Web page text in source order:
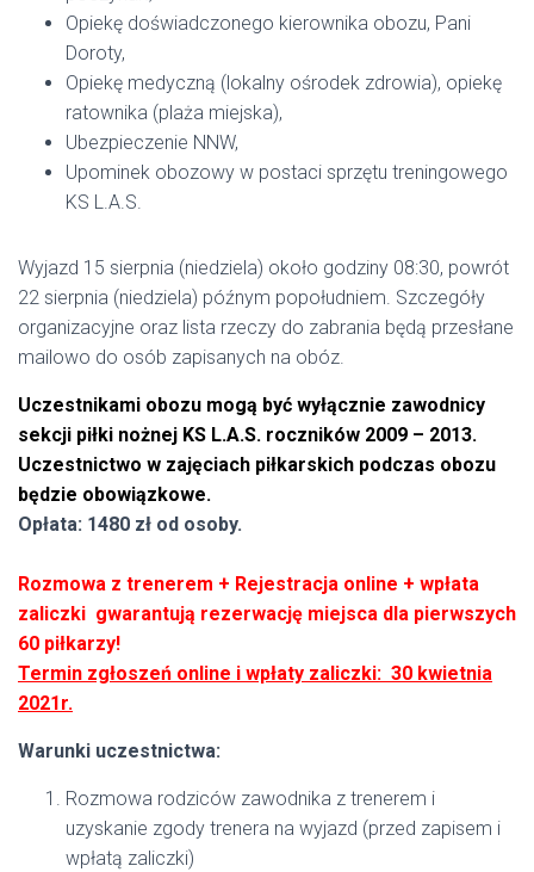
Opiekę doświadczonego kierownika obozu, Pani
Doroty,
Opiekę medyczną (lokalny ośrodek zdrowia), opiekę
ratownika (plaża miejska),
Ubezpieczenie NNW,
Upominek obozowy w postaci sprzętu treningowego
KS L.A.S.
Wyjazd 15 sierpnia (niedziela) około godziny 08:30, powrót
22 sierpnia (niedziela) późnym popołudniem. Szczegóły
organizacyjne oraz lista rzeczy do zabrania będą przesłane
mailowo do osób zapisanych na obóz.
Uczestnikami obozu mogą być wyłącznie zawodnicy
sekcji piłki nożnej KS L.A.S. roczników 2009 – 2013.
Uczestnictwo w zajęciach piłkarskich podczas obozu
będzie obowiązkowe.
Opłata: 1480 zł od osoby.
Rozmowa z trenerem + Rejestracja online + wpłata
zaliczki gwarantują rezerwację miejsca dla pierwszych
60 piłkarzy!
Termin zgłoszeń online i wpłaty zaliczki: 30 kwietnia
2021r.
Warunki uczestnictwa:
Rozmowa rodziców zawodnika z trenerem i
uzyskanie zgody trenera na wyjazd (przed zapisem i
wpłatą zaliczki)